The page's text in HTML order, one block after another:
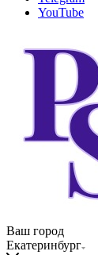
YouTube
Ваш город
Екатеринбург